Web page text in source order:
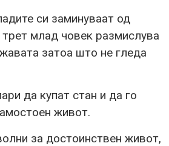
си заминуваат од
трет млад човек размислува
затоа што не гледа
да купат стан и да го
живот.
за достоинствен живот,